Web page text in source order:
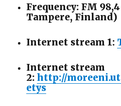
Frequency: FM
Tampere, Finland)
Internet stream 1:
Internet stream
2:http://
etys